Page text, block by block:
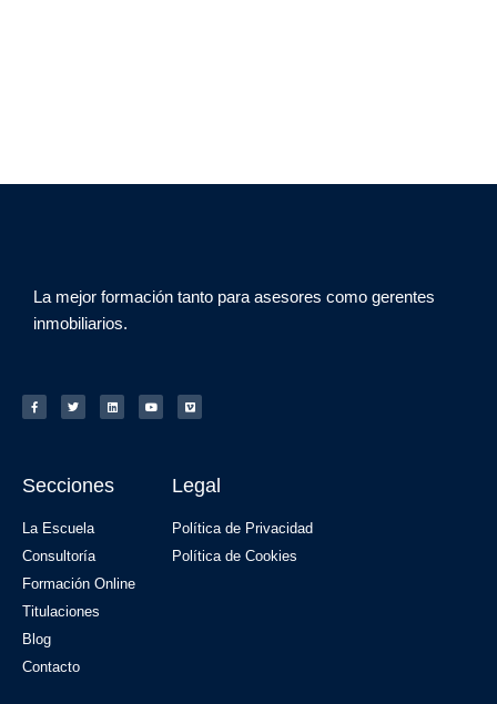
La mejor formación tanto para asesores como gerentes
inmobiliarios.
Secciones
La Escuela
Consultoría
Formación Online
Titulaciones
Blog
Contacto
Legal
Política de Privacidad
Política de Cookies